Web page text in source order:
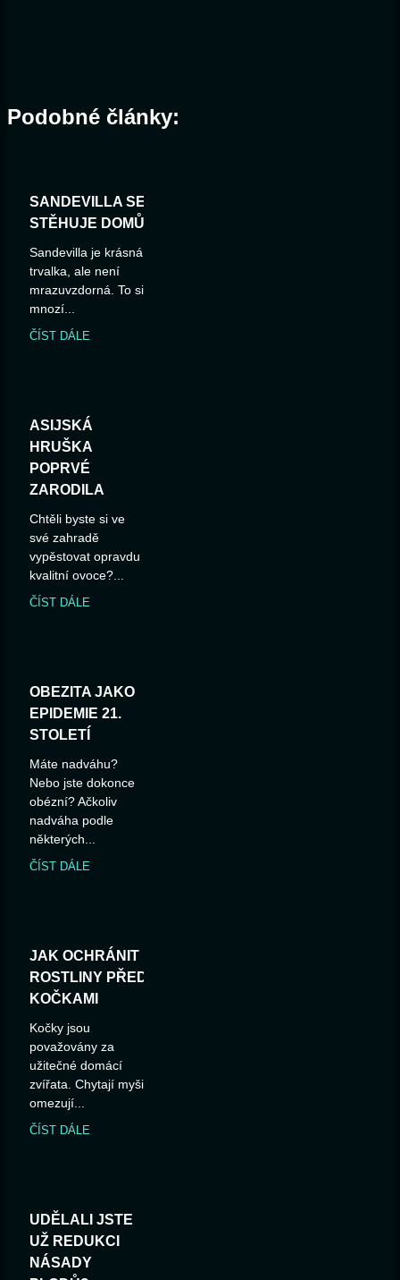
Podobné články:
SANDEVILLA SE
STĚHUJE DOMŮ
Sandevilla je krásná
trvalka, ale není
mrazuvzdorná. To si
mnozí...
ČÍST DÁLE
ASIJSKÁ
HRUŠKA
POPRVÉ
ZARODILA
Chtěli byste si ve
své zahradě
vypěstovat opravdu
kvalitní ovoce?...
ČÍST DÁLE
OBEZITA JAKO
EPIDEMIE 21.
STOLETÍ
Máte nadváhu?
Nebo jste dokonce
obézní? Ačkoliv
nadváha podle
některých...
ČÍST DÁLE
JAK OCHRÁNIT
ROSTLINY PŘED
KOČKAMI
Kočky jsou
považovány za
užitečné domácí
zvířata. Chytají myši,
omezují...
ČÍST DÁLE
UDĚLALI JSTE
UŽ REDUKCI
NÁSADY